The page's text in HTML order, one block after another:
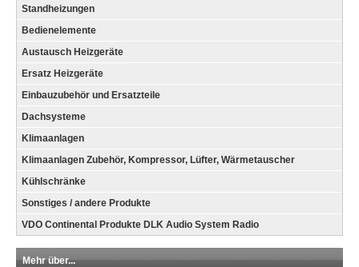
Standheizungen
Bedienelemente
Austausch Heizgeräte
Ersatz Heizgeräte
Einbauzubehör und Ersatzteile
Dachsysteme
Klimaanlagen
Klimaanlagen Zubehör, Kompressor, Lüfter, Wärmetauscher
Kühlschränke
Sonstiges / andere Produkte
VDO Continental Produkte DLK Audio System Radio
Mehr über...